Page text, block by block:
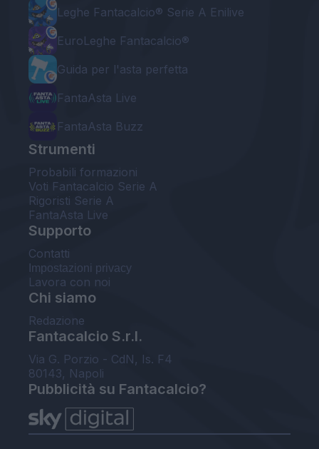
Leghe Fantacalcio® Serie A Enilive
EuroLeghe Fantacalcio®
Guida per l'asta perfetta
FantaAsta Live
FantaAsta Buzz
Strumenti
Probabili formazioni
Voti Fantacalcio Serie A
Rigoristi Serie A
FantaAsta Live
Supporto
Contatti
Impostazioni privacy
Lavora con noi
Chi siamo
Redazione
Fantacalcio S.r.l.
Via G. Porzio - CdN, Is. F4
80143, Napoli
Pubblicità su Fantacalcio?